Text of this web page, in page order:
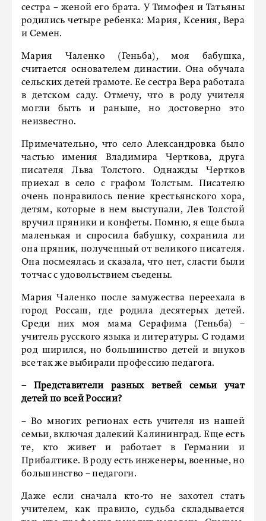
сестра – женой его брата. У Тимофея и Татьяны
родились четыре ребенка: Мария, Ксения, Вера
и Семен.
Мария Чаленко (Геньба), моя бабушка,
считается основателем династии. Она обучала
сельских детей грамоте. Ее сестра Вера работала
в детском саду. Отмечу, что в роду учителя
могли быть и раньше, но достоверно это
неизвестно.
Примечательно, что село Александровка было
частью имения Владимира Черткова, друга
писателя Льва Толстого. Однажды Чертков
приехал в село с графом Толстым. Писателю
очень понравилось пение крестьянского хора,
детям, которые в нем выступали, Лев Толстой
вручил пряники и конфеты. Помню, я еще была
маленькая и спросила бабушку, сохранила ли
она пряник, полученный от великого писателя.
Она посмеялась и сказала, что нет, сласти были
тотчас с удовольствием съедены.
Мария Чаленко после замужества переехала в
город Россаш, где родила десятерых детей.
Среди них моя мама Серафима (Геньба) –
учитель русского языка и литературы. С годами
род ширился, но большинство детей и внуков
все так же выбирали профессию педагога.
– Представители разных ветвей семьи учат
детей по всей России?
– Во многих регионах есть учителя из нашей
семьи, включая далекий Калининград. Еще есть
те, кто живет и работает в Германии и
Прибалтике. В роду есть инженеры, военные, но
большинство – педагоги.
Даже если сначала кто-то не захотел стать
учителем, как правило, судьба складывается